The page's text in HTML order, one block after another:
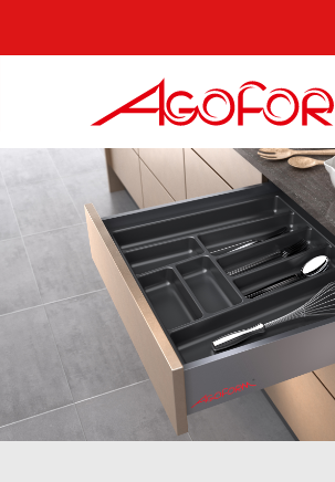
HOME
KBB-PRODUKTSERIEN
TKK-INDUSTRIEKOMPONENTEN
KARRIERE
UNTERNEHMEN
KONTAKT